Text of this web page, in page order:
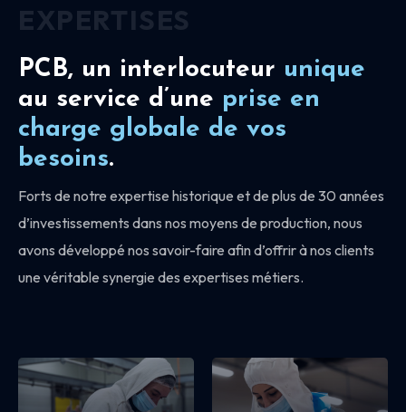
PCB, un interlocuteur unique
au service d’une prise en
charge globale de vos
besoins.
Forts de notre expertise historique et de plus de 30 années
d’investissements dans nos moyens de production, nous
avons développé nos savoir-faire afin d’offrir à nos clients
une véritable synergie des expertises métiers.
EXPERTISES